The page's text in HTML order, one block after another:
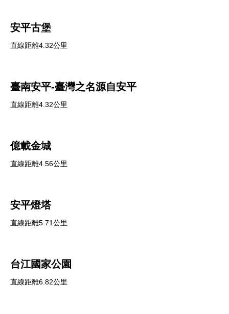
安平古堡
直線距離4.32公里
臺南安平-臺灣之名源自安平
直線距離4.32公里
億載金城
直線距離4.56公里
安平燈塔
直線距離5.71公里
台江國家公園
直線距離6.82公里